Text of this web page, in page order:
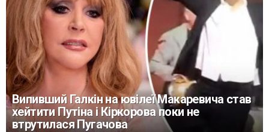
Випивший Галкін на ювілеї Макаревича став
хейтити Путіна і Кіркорова поки не
втрутилася Пугачова